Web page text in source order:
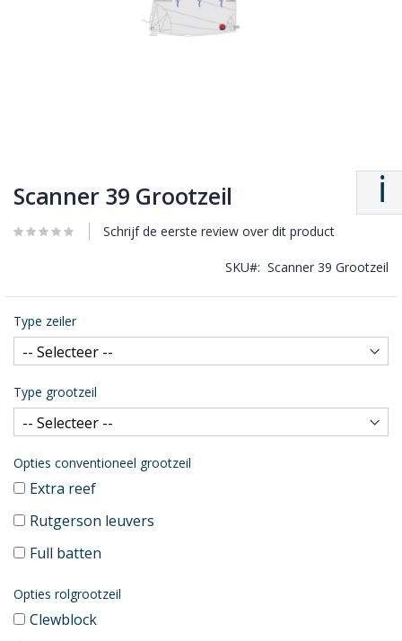
Scanner 39 Grootzeil
Schrijf de eerste review over dit product
SKU Scanner 39 Grootzeil
Type zeiler
Type grootzeil
Opties conventioneel grootzeil
Extra reef
Rutgerson leuvers
Full batten
Opties rolgrootzeil
Clewblock